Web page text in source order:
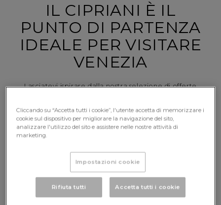
IL CIPRIANI È IL
PUNTO DI PARTENZA
IDEALE PER VISITARE
VENEZIA
Lasciatevi ispirare dalla nostra selezione di offerte
vacanze in Italia.
Cliccando su “Accetta tutti i cookie”, l'utente accetta di memorizzare i
cookie sul dispositivo per migliorare la navigazione del sito,
analizzare l'utilizzo del sito e assistere nelle nostre attività di
marketing.
Impostazioni cookie
Rifiuta tutti Accetta tutti i cookie